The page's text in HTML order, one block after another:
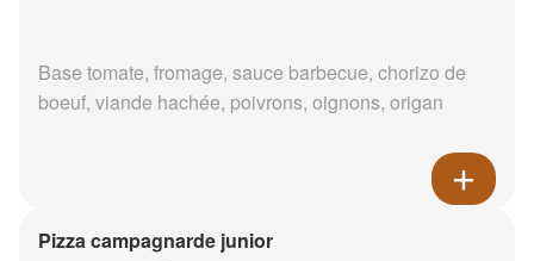
Base tomate, fromage, sauce barbecue, chorizo de
boeuf, viande hachée, poivrons, oignons, origan
Pizza campagnarde junior